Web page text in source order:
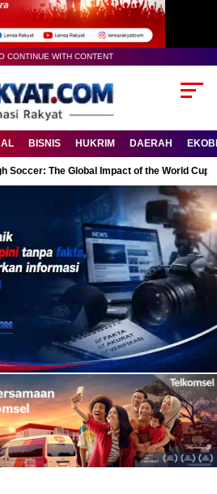
CONTINUE WITH CONTENT
BISNIS HUKRIM DAERAH
Soccer: The Global Impact of the World Cup